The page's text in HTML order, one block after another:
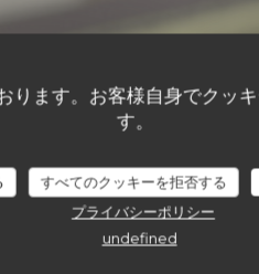
ります。お客様自身でクッ
す。
すべてのクッキーを拒否する
プライバシーポリシー
undefined